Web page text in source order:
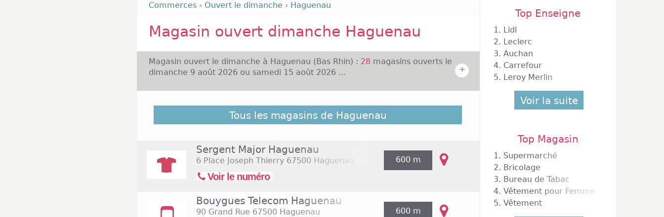
Commerces › Ouvert le dimanche › Haguenau
Magasin ouvert dimanche Haguenau
Magasin ouvert le dimanche à Haguenau (Bas Rhin) : 28 magasins ouverts le
dimanche 9 août 2026 ou samedi 15 août 2026 ...
+
Dans le département du Bas-Rhin, la ville d'Haguenau compte plus de 35 000
habitants. Dans les rues du centre ville, de multiples enseignes locales et
comme Darty et Chauss'Expo. Tous ces commerces sont essentiellement ouverts
du lundi au samedi, de 10h à 19h, avec ou sans interruption dans la journée.
Plusieurs enseignes de la distribution alimentaire sont représentées comme
Atac, Intermarché ou encore Match. L'hypermarché Cora est ouvert du lundi au
Tous les magasins de Haguenau
Sergent Major Haguenau
6 Place Joseph Thierry 67500 Haguenau
Voir le numéro
600 m
Bouygues Telecom Haguenau
90 Grand Rue 67500 Haguenau 600 m
Top Enseigne
1. Lidl
2. Leclerc
3. Auchan
4. Carrefour
5. Leroy Merlin
Voir la suite
Top Magasin
1. Supermarché
2. Bricolage
3. Bureau de Tabac
4. Vêtement pour Femme
5. Vêtement